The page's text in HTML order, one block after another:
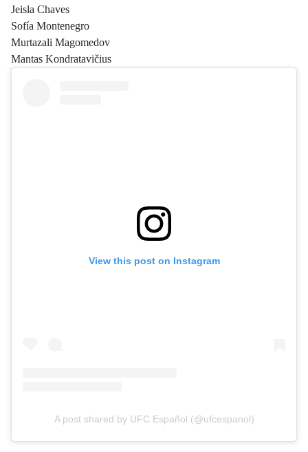
Jeisla Chaves
Sofía Montenegro
Murtazali Magomedov
Mantas Kondratavičius
View this post on Instagram
A post shared by UFC Español (@ufcespanol)